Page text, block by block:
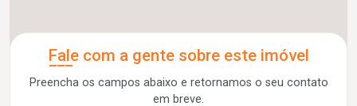
Fale com a gente sobre este imóvel
Preencha os campos abaixo e retornamos o seu contato
em breve.